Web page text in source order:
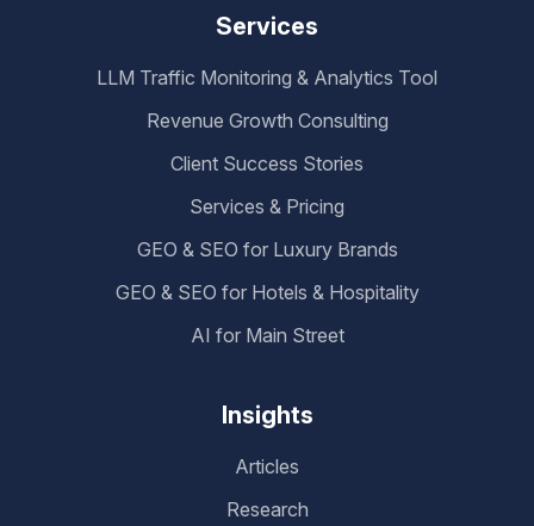
Services
LLM Traffic Monitoring & Analytics Tool
Revenue Growth Consulting
Client Success Stories
Services & Pricing
GEO & SEO for Luxury Brands
GEO & SEO for Hotels & Hospitality
AI for Main Street
Insights
Articles
Research